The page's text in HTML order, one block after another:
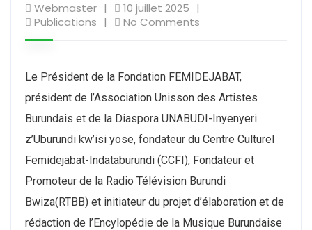
Webmaster
10 juillet 2025
Publications
No Comments
Le Président de la Fondation FEMIDEJABAT,
président de l’Association Unisson des Artistes
Burundais et de la Diaspora UNABUDI-Inyenyeri
z’Uburundi kw’isi yose, fondateur du Centre Culturel
Femidejabat-Indataburundi (CCFI), Fondateur et
Promoteur de la Radio Télévision Burundi
Bwiza(RTBB) et initiateur du projet d’élaboration et de
rédaction de l’Encylopédie de la Musique Burundaise